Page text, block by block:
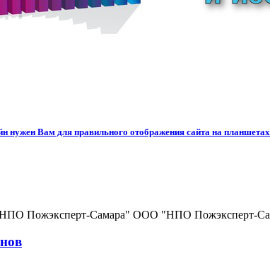
нужен Вам для правильного отображения сайта на
Пожэксперт-Самара" ООО "НПО Пожэксперт-